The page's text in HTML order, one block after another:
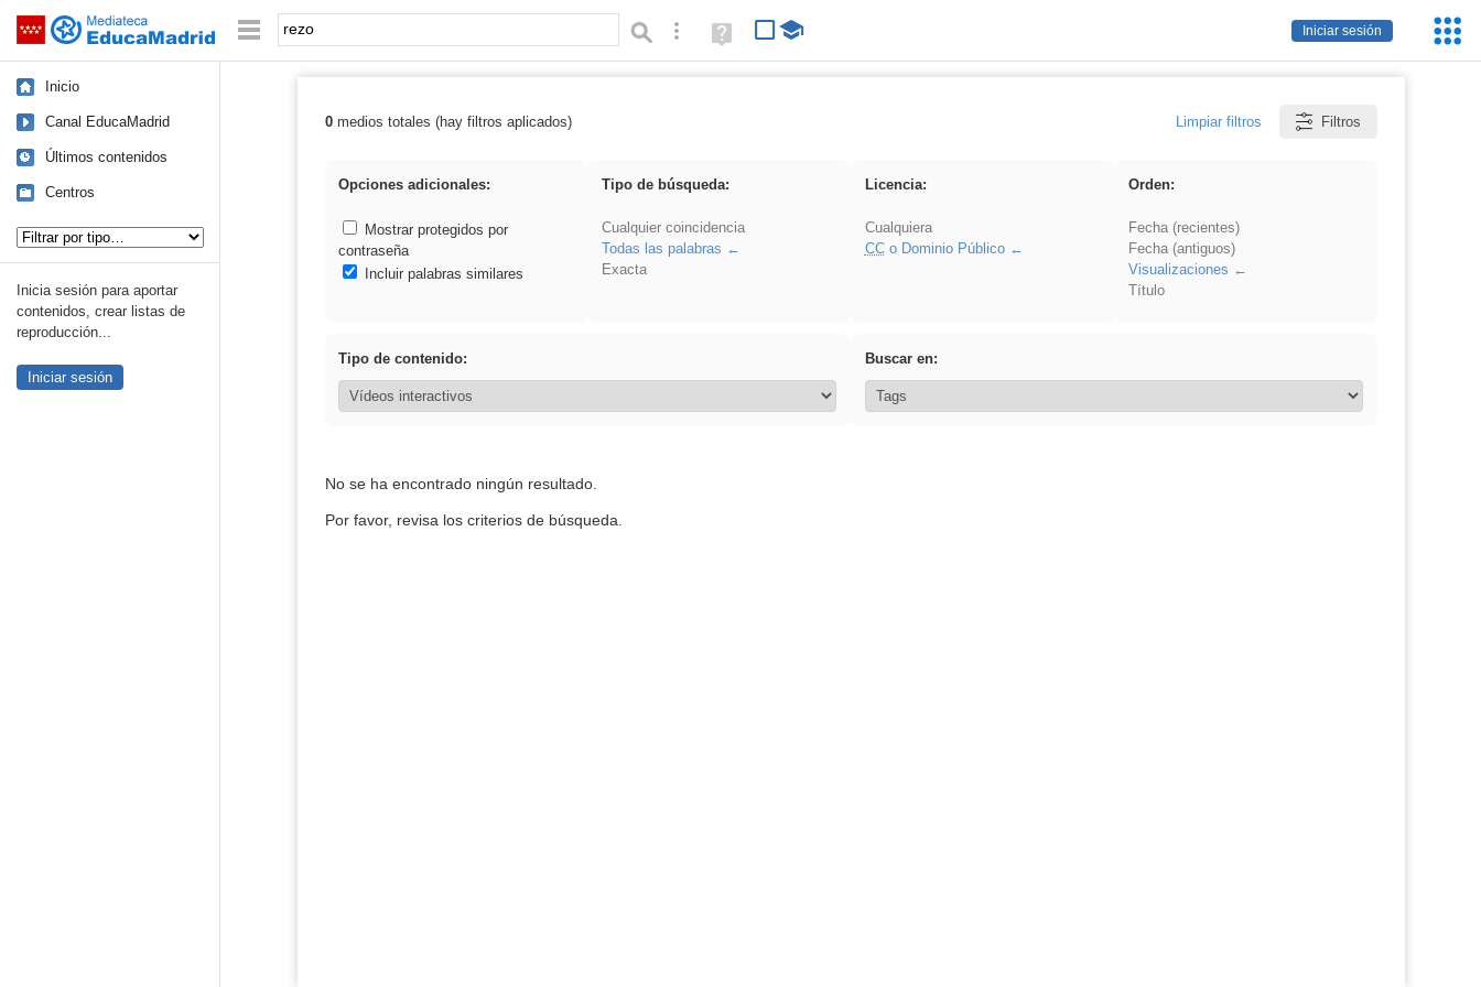
Saltar navegación
Iniciar sesión
Palabra o frase: Búsqueda avanzada
Ayuda
(en
Inicio
Canal EducaMadrid
Últimos contenidos
Centros
Inicia sesión para aportar
contenidos, crear listas de
reproducción...
Iniciar sesión
Resultados de: rezo
0medios totales (hay filtros aplicados) Limpiar filtros Filtros
Opciones adicionales:
Mostrar protegidos por
contraseña
Incluir palabras similares
Tipo de búsqueda:
Cualquier coincidencia
Todas las palabras
Exacta
Licencia:
Cualquiera
CCo Dominio Público
Orden:
Fecha (recientes)
Fecha (antiguos)
Visualizaciones
Título
Tipo de contenido: Buscar en:
No se ha encontrado ningún resultado.
Por favor, revisa los criterios de búsqueda.